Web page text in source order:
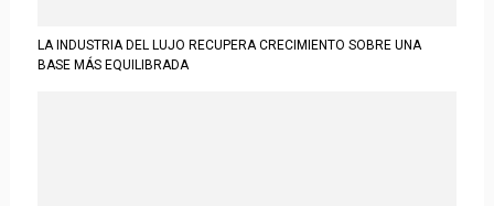
LA INDUSTRIA DEL LUJO RECUPERA CRECIMIENTO SOBRE UNA
BASE MÁS EQUILIBRADA